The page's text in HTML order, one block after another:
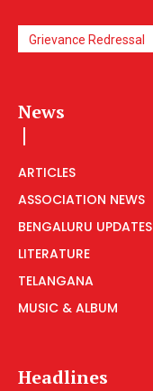
Grievance Redressal
News
ARTICLES
ASSOCIATION NEWS
BENGALURU UPDATES
LITERATURE
TELANGANA
MUSIC & ALBUM
Headlines